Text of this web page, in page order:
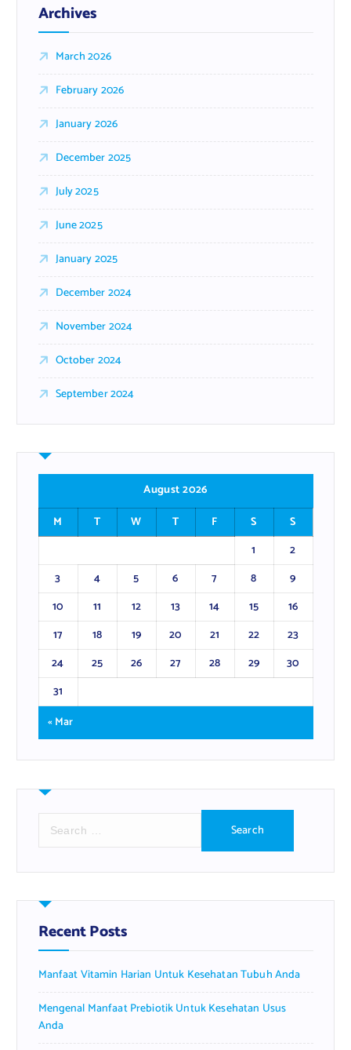
Archives
March 2026
February 2026
January 2026
December 2025
July 2025
June 2025
January 2025
December 2024
November 2024
October 2024
September 2024
August 2026
M
T W T F S
S
1
2
3
4 5 6 7 8
9
10
11 12 13 14 15
16
17
18 19 20 21 22
23
24
25 26 27 28 29
30
31
« Mar
r
h
f
o
:
Recent Posts
Manfaat Vitamin Harian Untuk Kesehatan Tubuh Anda
Mengenal Manfaat Prebiotik Untuk Kesehatan Usus
Anda